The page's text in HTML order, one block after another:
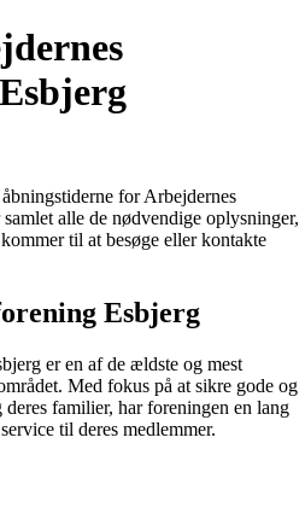
for Arbejdernes
alle de nødvendige oplysninger,
til at besøge eller kontakte
Esbjerg
er en af de ældste og mest
Med fokus på at sikre gode og
familier, har foreningen en lang
til deres medlemmer.